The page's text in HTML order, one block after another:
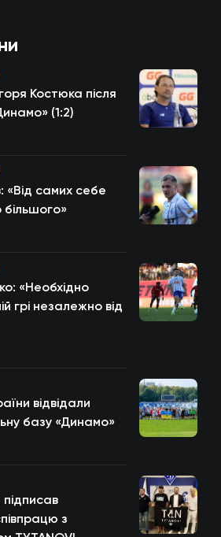
Костюка після
(1:2)
самих себе
більшого»
«Необхідно
грі незалежно від
відвідали
базу «Динамо»
з